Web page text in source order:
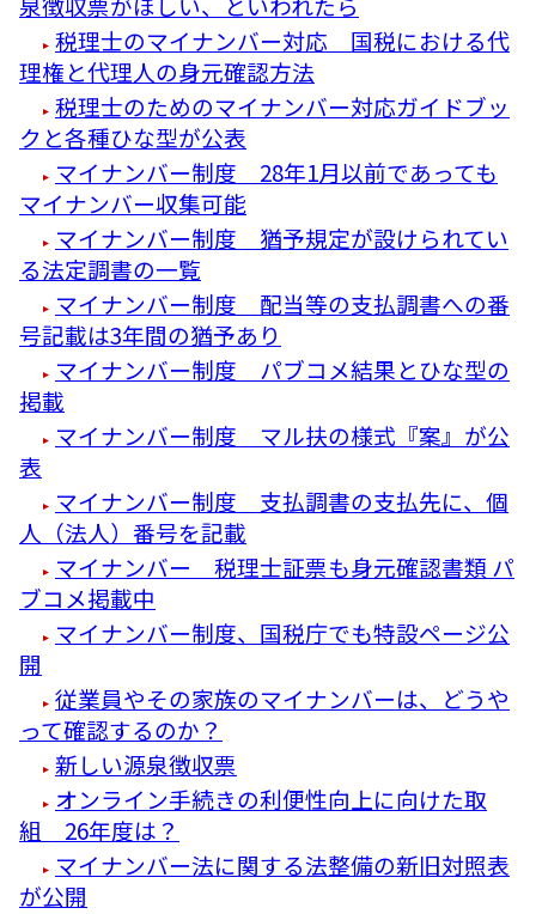
税理士のマイナンバー対応 国税における代
理権と代理人の身元確認方法
税理士のためのマイナンバー対応ガイドブッ
クと各種ひな型が公表
マイナンバー制度 28年1月以前であっても
マイナンバー収集可能
マイナンバー制度 猶予規定が設けられてい
る法定調書の一覧
マイナンバー制度 配当等の支払調書への番
号記載は3年間の猶予あり
マイナンバー制度 パブコメ結果とひな型の
掲載
マイナンバー制度 マル扶の様式『案』が公
表
マイナンバー制度 支払調書の支払先に、個
人（法人）番号を記載
マイナンバー 税理士証票も身元確認書類 パ
ブコメ掲載中
マイナンバー制度、国税庁でも特設ページ公
開
従業員やその家族のマイナンバーは、どうや
って確認するのか？
新しい源泉徴収票
オンライン手続きの利便性向上に向けた取
組 26年度は？
マイナンバー法に関する法整備の新旧対照表
が公開